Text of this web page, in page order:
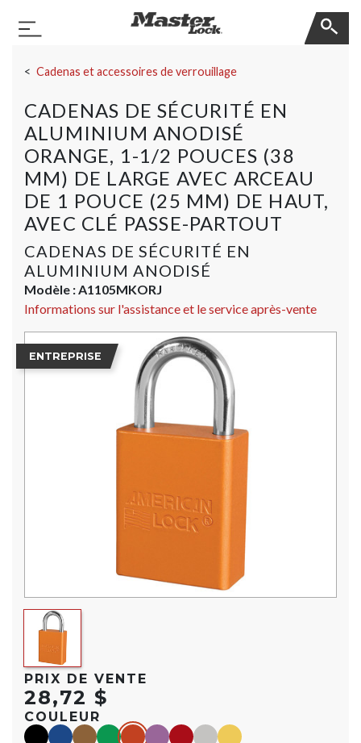
Basculer la navigation
Cadenas et accessoires de verrouillage
CADENAS DE SÉCURITÉ EN
ALUMINIUM ANODISÉ
ORANGE, 1-1/2 POUCES (38
MM) DE LARGE AVEC ARCEAU
DE 1 POUCE (25 MM) DE HAUT,
AVEC CLÉ PASSE-PARTOUT
CADENAS DE SÉCURITÉ EN
ALUMINIUM ANODISÉ
Modèle :A1105MKORJ
Informations sur l'assistance et le service après-vente
ENTREPRISE
PRIX DE VENTE
28,72 $
COULEUR
blackblueMarrongreenorangepurplered Argentyellow